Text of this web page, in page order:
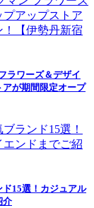
ラワーズ＆デザイ
が期間限定オープ
15選！カジュアル
介